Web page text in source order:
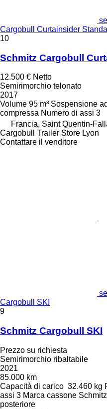
Cargobull Curtainsider
10
Schmitz Cargobull
12.500 € Netto
Semirimorchio telonato
2017
Volume 95 m³ Sospensione
compressa Numero di assi 3
Francia, Saint Quentin-
Cargobull Trailer Store Lyon
Contattare il venditore
Cargobull SKI
9
Schmitz Cargobull SKI
Prezzo su richiesta
Semirimorchio ribaltabile
2021
85.000 km
Capacità di carico 32.460 kg
assi 3 Marca cassone
posteriore